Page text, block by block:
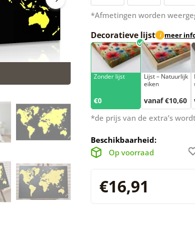
*Afmetingen worden
Decoratieve lijst i meer
Zonder lijst
€0
Lijst – Natuurlijk
eiken
vanaf €10,60
*de prijs van de extra’s
Beschikbaarheid:
Op voorraad
€16,91